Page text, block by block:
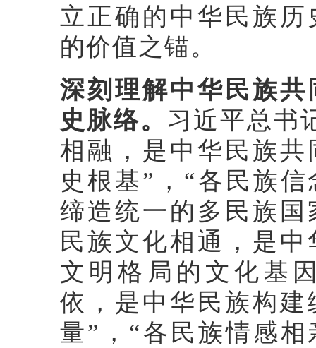
立正确的中华民族
的价值之锚。
深刻理解中华民族
史脉络。 习近平总书
相融，是中华民族
史根基”，“各民族
缔造统一的多民族
民族文化相通，是
文明格局的文化基
依，是中华民族构
量”，“各民族情感